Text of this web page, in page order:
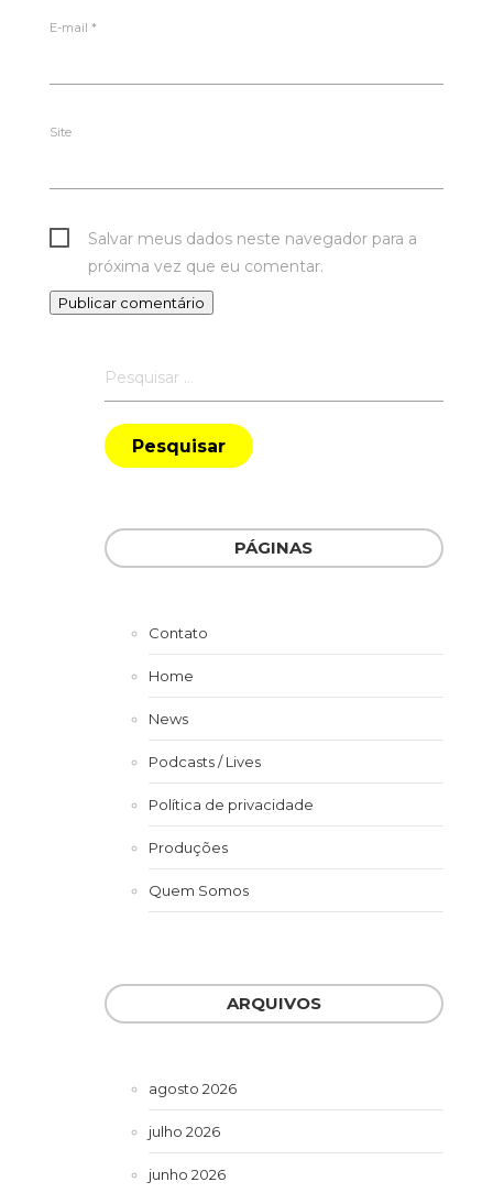
E-mail *
Site
Salvar meus dados neste navegador para a
próxima vez que eu comentar.
por:
PÁGINAS
Contato
Home
News
Podcasts / Lives
Política de privacidade
Produções
Quem Somos
ARQUIVOS
agosto 2026
julho 2026
junho 2026